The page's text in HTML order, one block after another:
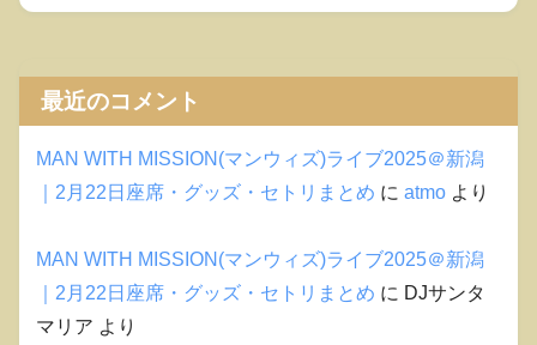
最近のコメント
MAN WITH MISSION(マンウィズ)ライブ2025＠新潟
｜2月22日座席・グッズ・セトリまとめ に atmo より
MAN WITH MISSION(マンウィズ)ライブ2025＠新潟
｜2月22日座席・グッズ・セトリまとめ に DJサンタ
マリア より